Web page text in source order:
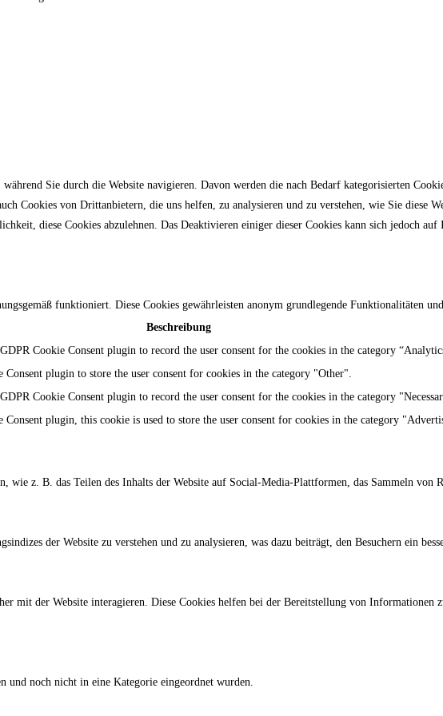
Sie durch die Website navigieren. Davon werden die nach Bedarf kategorisierten
Cookies von Drittanbietern, die uns helfen, zu analysieren und zu verstehen, wie Sie diese
diese Cookies abzulehnen. Das Deaktivieren einiger dieser Cookies kann sich jedoch
funktioniert. Diese Cookies gewährleisten anonym grundlegende Funktionalitäten
Beschreibung
Cookie Consent plugin to record the user consent for the cookies in the category
Consent plugin to store the user consent for cookies in the category "Other".
Cookie Consent plugin to record the user consent for the cookies in the category
Consent plugin, this cookie is used to store the user consent for cookies in the category
wie z. B. das Teilen des Inhalts der Website auf Social-Media-Plattformen, das Sammeln von
der Website zu verstehen und zu analysieren, was dazu beiträgt, den Besuchern ein
mit der Website interagieren. Diese Cookies helfen bei der Bereitstellung von Informationen
und noch nicht in eine Kategorie eingeordnet wurden.